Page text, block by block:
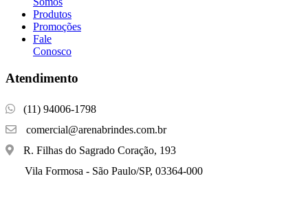
Produtos
Promoções
Fale
Conosco
Atendimento
(11) 94006-1798
comercial@arenabrindes.com.br
R. Filhas do Sagrado Coração, 193
Vila Formosa - São Paulo/SP, 03364-000